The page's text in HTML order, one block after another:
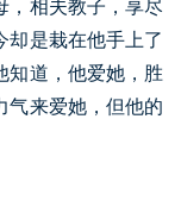
，相夫教子，享尽
却是栽在他手上了
知道，他爱她，胜
气来爱她，但他的